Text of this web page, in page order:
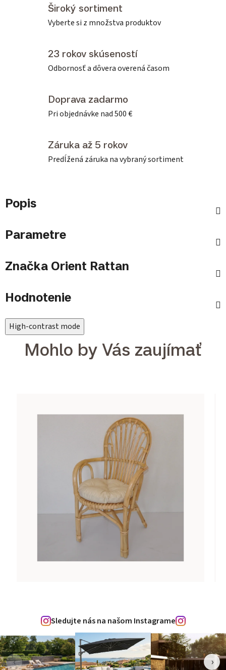
Široký sortiment
Vyberte si z množstva produktov
23 rokov skúseností
Odbornosť a dôvera overená časom
Doprava zadarmo
Pri objednávke nad 500 €
Záruka až 5 rokov
Predĺžená záruka na vybraný sortiment
Popis
Parametre
Značka Orient Rattan
Hodnotenie
High-contrast mode
Mohlo by Vás zaujímať
Sledujte nás na našom Instagrame
‹ ›